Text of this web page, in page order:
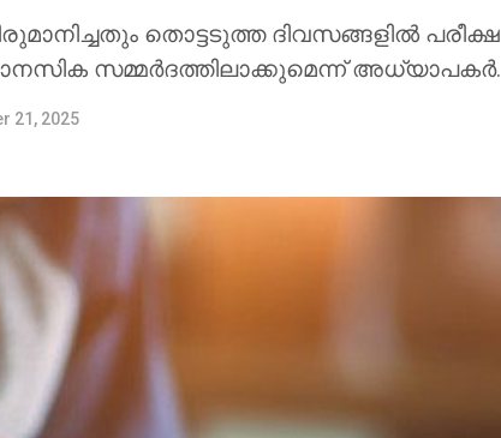
തൊട്ടടുത്ത ദിവസങ്ങളില്‍ പരീക്ഷ
സമ്മര്‍ദത്തിലാക്കുമെന്ന് അധ്യാപകര്‍.
21, 2025